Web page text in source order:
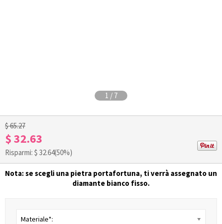
1 / 7
$ 65.27
$ 32.63
Risparmi: $ 32.64(50%)
Nota: se scegli una pietra portafortuna, ti verrà assegnato un
diamante bianco fisso.
Materiale*: